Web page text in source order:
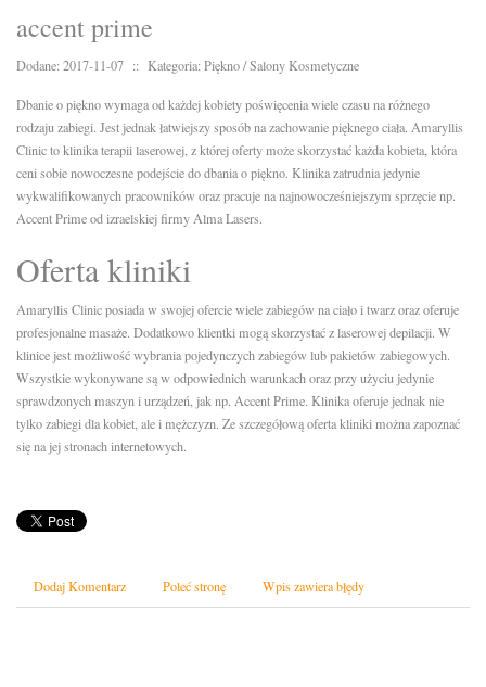
accent prime
Dodane: 2017-11-07 :: Kategoria: Piękno / Salony Kosmetyczne
Dbanie o piękno wymaga od każdej kobiety poświęcenia wiele czasu na różnego
rodzaju zabiegi. Jest jednak łatwiejszy sposób na zachowanie pięknego ciała. Amaryllis
Clinic to klinika terapii laserowej, z której oferty może skorzystać każda kobieta, która
ceni sobie nowoczesne podejście do dbania o piękno. Klinika zatrudnia jedynie
wykwalifikowanych pracowników oraz pracuje na najnowocześniejszym sprzęcie np.
Accent Prime od izraelskiej firmy Alma Lasers.
Oferta kliniki
Amaryllis Clinic posiada w swojej ofercie wiele zabiegów na ciało i twarz oraz oferuje
profesjonalne masaże. Dodatkowo klientki mogą skorzystać z laserowej depilacji. W
klinice jest możliwość wybrania pojedynczych zabiegów lub pakietów zabiegowych.
Wszystkie wykonywane są w odpowiednich warunkach oraz przy użyciu jedynie
sprawdzonych maszyn i urządzeń, jak np. Accent Prime. Klinika oferuje jednak nie
tylko zabiegi dla kobiet, ale i mężczyzn. Ze szczegółową oferta kliniki można zapoznać
się na jej stronach internetowych.
Dodaj Komentarz Poleć stronę Wpis zawiera błędy